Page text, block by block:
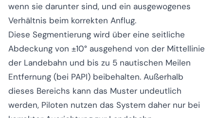
wenn sie darunter sind, und ein ausgewogenes
Verhältnis beim korrekten Anflug.
Diese Segmentierung wird über eine seitliche
Abdeckung von ±10° ausgehend von der Mittellinie
der Landebahn und bis zu 5 nautischen Meilen
Entfernung (bei PAPI) beibehalten. Außerhalb
dieses Bereichs kann das Muster undeutlich
werden, Piloten nutzen das System daher nur bei